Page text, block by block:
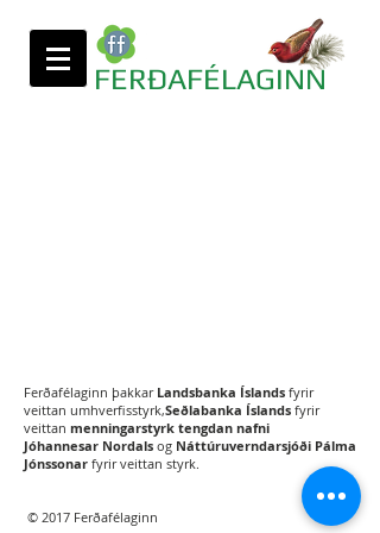
FERÐAFÉLAGINN
Ferðafélaginn þakkarLandsbanka Íslands fyrir
veittan umhverfisstyrk,Seðlabanka Íslands fyrir
veittan menningarstyrk tengdan nafni
Jóhannesar Nordals og Náttúruverndarsjóði Pálma
Jónssonar fyrir veittan styrk.
© 2017 Ferðafélaginn